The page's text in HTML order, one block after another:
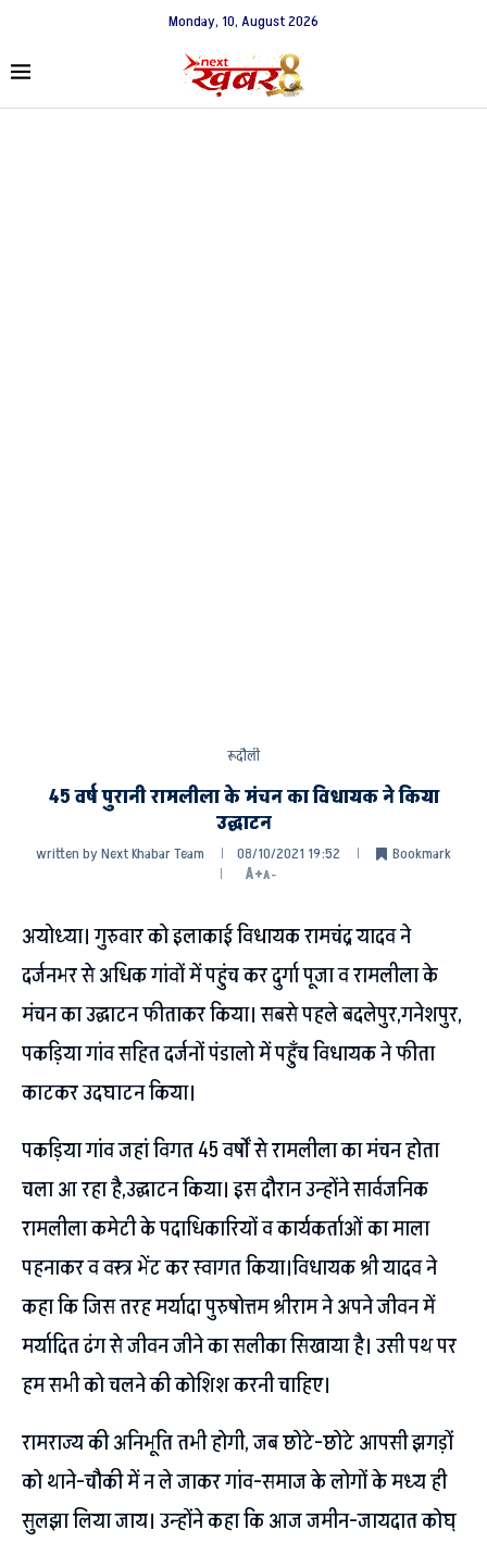
Monday, 10, August 2026
रूदौली
45 वर्ष पुरानी रामलीला के मंचन का विधायक ने किया
उद्घाटन
written byNext Khabar Team 08/10/2021 19:52
Bookmark
A+A-
अयोध्या। गुरुवार को इलाकाई विधायक रामचंद्र यादव ने
दर्जनभर से अधिक गांवों में पहुंच कर दुर्गा पूजा व रामलीला के
मंचन का उद्घाटन फीताकर किया। सबसे पहले बदलेपुर,गनेशपुर,
पकड़िया गांव सहित दर्जनों पंडालो में पहुँच विधायक ने फीता
काटकर उदघाटन किया।
पकड़िया गांव जहां विगत 45 वर्षों से रामलीला का मंचन होता
चला आ रहा है,उद्घाटन किया। इस दौरान उन्होंने सार्वजनिक
रामलीला कमेटी के पदाधिकारियों व कार्यकर्ताओं का माला
पहनाकर व वस्त्र भेंट कर स्वागत किया।विधायक श्री यादव ने
कहा कि जिस तरह मर्यादा पुरुषोत्तम श्रीराम ने अपने जीवन में
मर्यादित ढंग से जीवन जीने का सलीका सिखाया है। उसी पथ पर
हम सभी को चलने की कोशिश करनी चाहिए।
रामराज्य की अनिभूति तभी होगी, जब छोटे-छोटे आपसी झगड़ों
को थाने-चौकी में न ले जाकर गांव-समाज के लोगों के मध्य ही
सुलझा लिया जाय। उन्होंने कहा कि आज जमीन-जायदात कोघ्